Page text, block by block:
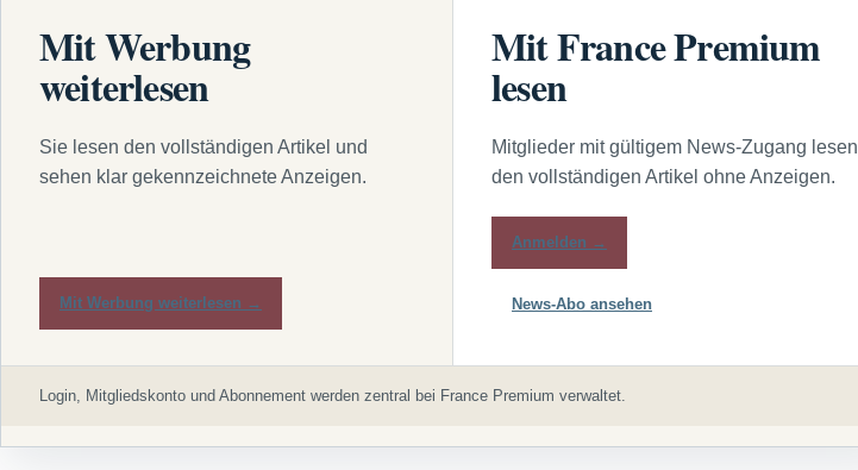
Mit Werbung
weiterlesen
Sie lesen den vollständigen Artikel und
sehen klar gekennzeichnete Anzeigen.
Mit Werbung weiterlesen →
Mit France Premium
lesen
Mitglieder mit gültigem News-Zugang lesen
den vollständigen Artikel ohne Anzeigen.
Anmelden →
News-Abo ansehen
Login, Mitgliedskonto und Abonnement werden zentral bei France Premium verwaltet.